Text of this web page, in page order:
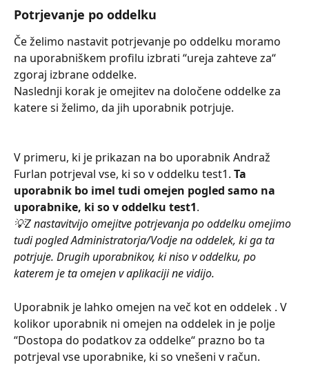
Potrjevanje po oddelku
Če želimo nastavit potrjevanje po oddelku moramo
na uporabniškem profilu izbrati “ureja zahteve za“
zgoraj izbrane oddelke.
Naslednji korak je omejitev na določene oddelke za
katere si želimo, da jih uporabnik potrjuje.
V primeru, ki je prikazan na bo uporabnik Andraž
Furlan potrjeval vse, ki so v oddelku test1. Ta
uporabnik bo imel tudi omejen pogled samo na
uporabnike, ki so v oddelku test1.
💡Z nastavitvijo omejitve potrjevanja po oddelku omejimo
tudi pogled Administratorja/Vodje na oddelek, ki ga ta
potrjuje. Drugih uporabnikov, ki niso v oddelku, po
katerem je ta omejen v aplikaciji ne vidijo.
Uporabnik je lahko omejen na več kot en oddelek . V
kolikor uporabnik ni omejen na oddelek in je polje
“Dostopa do podatkov za oddelke“ prazno bo ta
potrjeval vse uporabnike, ki so vnešeni v račun.